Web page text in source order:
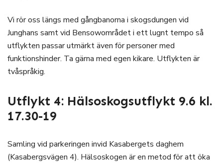
Vi rör oss längs med gångbanorna i skogsdungen vid
Junghans samt vid Bensowområdet i ett lugnt tempo så
utflykten passar utmärkt även för personer med
funktionshinder. Ta gärna med egen kikare. Utflykten är
tvåspråkig.
Utflykt 4: Hälsoskogsutflykt 9.6 kl.
17.30-19
Samling vid parkeringen invid Kasabergets daghem
(Kasabergsvägen 4). Hälsoskogen är en metod för att öka